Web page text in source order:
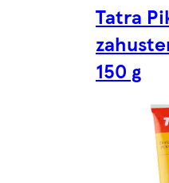
Tatra
150 g